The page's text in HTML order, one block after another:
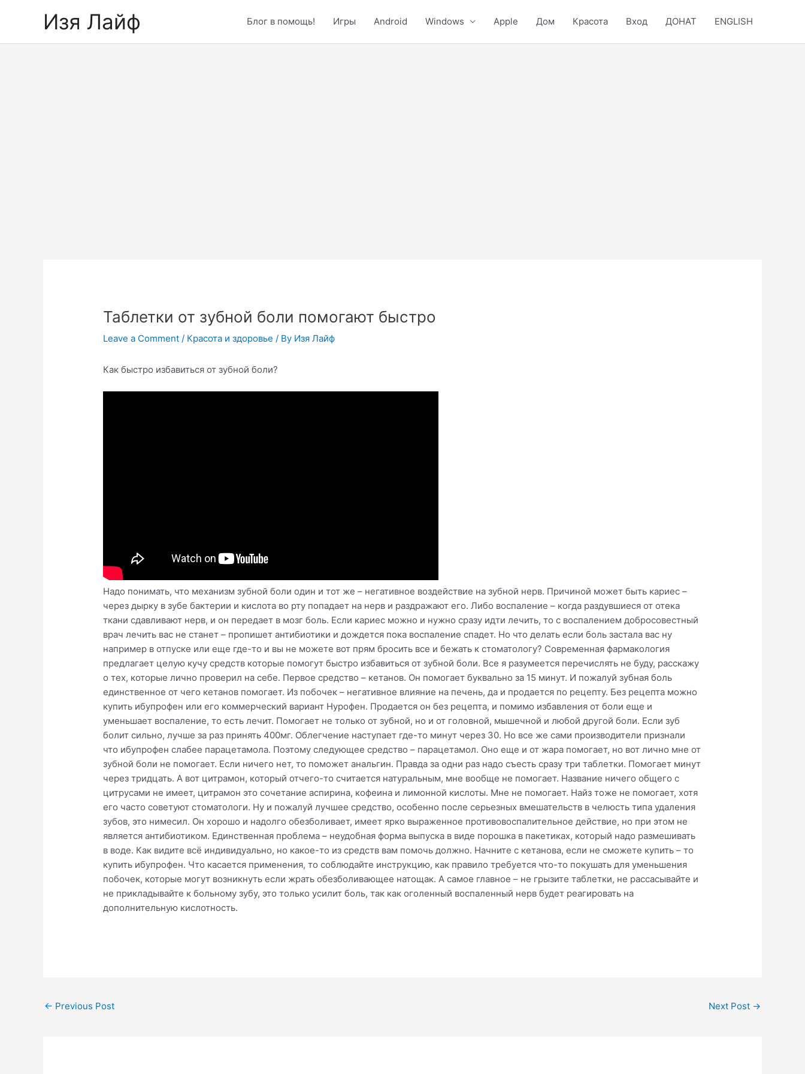
Изя Лайф Блог в помощь! Игры Android Windows Apple Дом Красота Вход ДОНАТ ENGLISH
Таблетки от зубной боли помогают быстро
Leave a Comment / Красота и здоровье / By Изя Лайф
Как быстро избавиться от зубной боли?
Надо понимать, что механизм зубной боли один и тот же – негативное воздействие на зубной нерв. Причиной может быть кариес –
через дырку в зубе бактерии и кислота во рту попадает на нерв и раздражают его. Либо воспаление – когда раздувшиеся от отека
ткани сдавливают нерв, и он передает в мозг боль. Если кариес можно и нужно сразу идти лечить, то с воспалением добросовестный
врач лечить вас не станет – пропишет антибиотики и дождется пока воспаление спадет. Но что делать если боль застала вас ну
например в отпуске или еще где-то и вы не можете вот прям бросить все и бежать к стоматологу? Современная фармакология
предлагает целую кучу средств которые помогут быстро избавиться от зубной боли. Все я разумеется перечислять не буду, расскажу
о тех, которые лично проверил на себе. Первое средство – кетанов. Он помогает буквально за 15 минут. И пожалуй зубная боль
единственное от чего кетанов помогает. Из побочек – негативное влияние на печень, да и продается по рецепту. Без рецепта можно
купить ибупрофен или его коммерческий вариант Нурофен. Продается он без рецепта, и помимо избавления от боли еще и
уменьшает воспаление, то есть лечит. Помогает не только от зубной, но и от головной, мышечной и любой другой боли. Если зуб
болит сильно, лучше за раз принять 400мг. Облегчение наступает где-то минут через 30. Но все же сами производители признали
что ибупрофен слабее парацетамола. Поэтому следующее средство – парацетамол. Оно еще и от жара помогает, но вот лично мне от
зубной боли не помогает. Если ничего нет, то поможет анальгин. Правда за одни раз надо съесть сразу три таблетки. Помогает минут
через тридцать. А вот цитрамон, который отчего-то считается натуральным, мне вообще не помогает. Название ничего общего с
цитрусами не имеет, цитрамон это сочетание аспирина, кофеина и лимонной кислоты. Мне не помогает. Найз тоже не помогает, хотя
его часто советуют стоматологи. Ну и пожалуй лучшее средство, особенно после серьезных вмешательств в челюсть типа удаления
зубов, это нимесил. Он хорошо и надолго обезболивает, имеет ярко выраженное противовоспалительное действие, но при этом не
является антибиотиком. Единственная проблема – неудобная форма выпуска в виде порошка в пакетиках, который надо размешивать
в воде. Как видите всё индивидуально, но какое-то из средств вам помочь должно. Начните с кетанова, если не сможете купить – то
купить ибупрофен. Что касается применения, то соблюдайте инструкцию, как правило требуется что-то покушать для уменьшения
побочек, которые могут возникнуть если жрать обезболивающее натощак. А самое главное – не грызите таблетки, не рассасывайте и
не прикладывайте к больному зубу, это только усилит боль, так как оголенный воспаленный нерв будет реагировать на
дополнительную кислотность.
Post
← Previous Post Next Post →